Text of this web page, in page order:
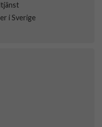
i Sverige